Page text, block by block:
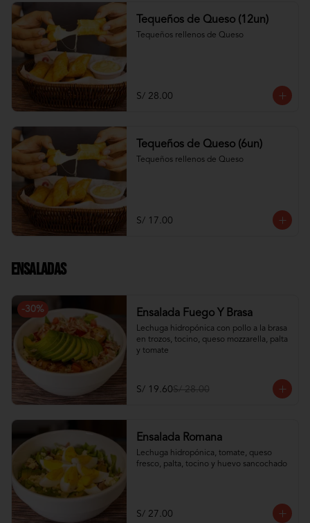
Tequeños de Queso (12un)
Tequeños rellenos de Queso
S/ 28.00
Tequeños de Queso (6un)
Tequeños rellenos de Queso
S/ 17.00
Ensaladas
-30% Ensalada Fuego Y Brasa
Lechuga hidropónica con pollo a la brasa
en trozos, tocino, queso mozzarella, palta
y tomate
S/ 19.60S/ 28.00
Ensalada Romana
Lechuga hidropónica, tomate, queso
fresco, palta, tocino y huevo sancochado
S/ 27.00